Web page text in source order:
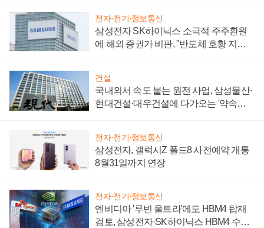
전자·전기·정보통신
삼성전자 SK하이닉스 소극적 주주환원
에 해외 증권가 비판, "반도체 호황 지속
건설
국내외서 속도 붙는 원전 사업, 삼성물산·
현대건설·대우건설에 다가오는 '약속의
전자·전기·정보통신
삼성전자, 갤럭시Z 폴드8 사전예약 개통
8월31일까지 연장
전자·전기·정보통신
엔비디아 '루빈 울트라'에도 HBM4 탑재
검토, 삼성전자·SK하이닉스 HBM4 수율